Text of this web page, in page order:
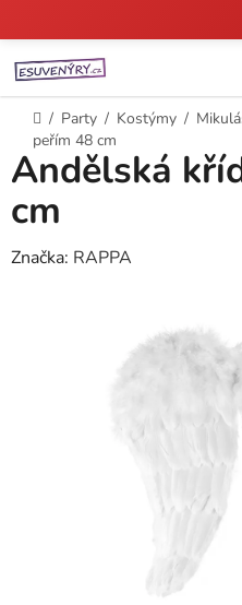
na
obsah
Domů
/ Party / Kostýmy /
peřím 48 cm
Andělská
cm
Značka: RAPPA